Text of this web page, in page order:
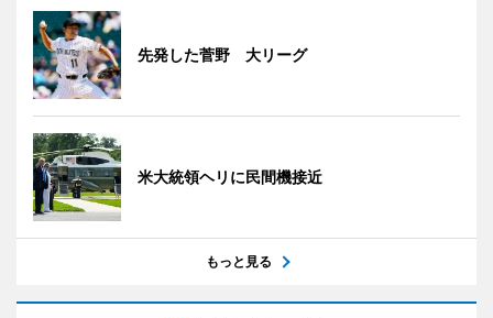
先発した菅野 大リーグ
米大統領ヘリに民間機接近
もっと見る